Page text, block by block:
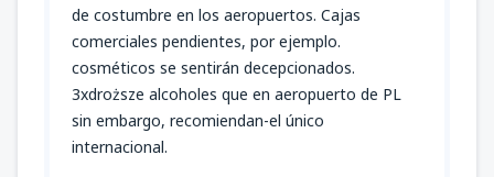
de costumbre en los aeropuertos. Cajas
comerciales pendientes, por ejemplo.
cosméticos se sentirán decepcionados.
3xdroższe alcoholes que en aeropuerto de PL
sin embargo, recomiendan-el único
internacional.